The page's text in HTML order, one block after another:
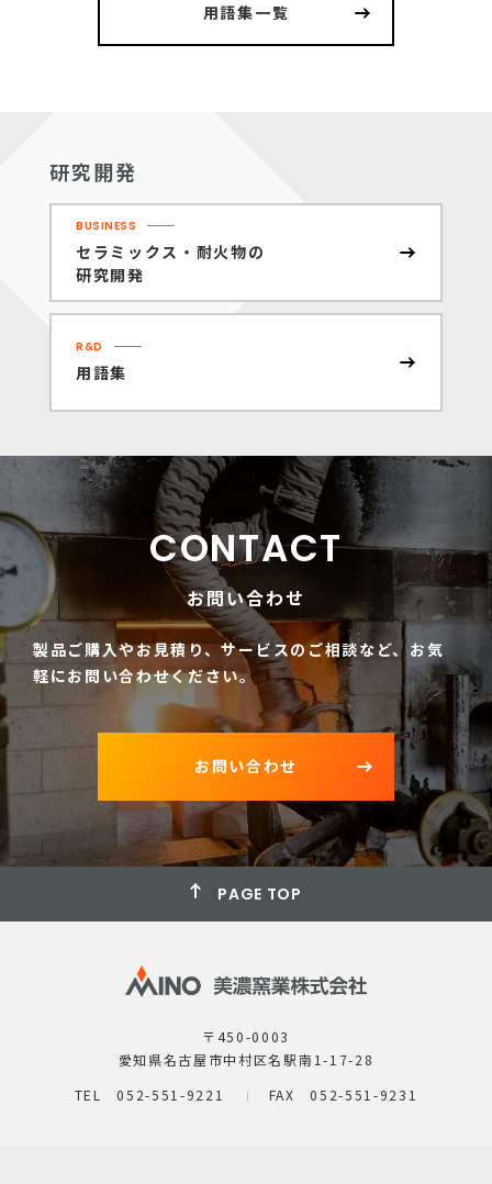
用語集一覧
研究開発
BUSINESS
セラミックス・耐火物の
研究開発
R&D
用語集
CONTACT
お問い合わせ
製品ご購入やお見積り、サービスのご相談など、 お気
軽にお問い合わせください。
お問い合わせ
PAGE TOP
〒450-0003
愛知県名古屋市中村区名駅南1-17-28
TEL 052-551-9221
FAX 052-551-9231